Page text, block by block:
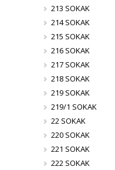
213 SOKAK
214 SOKAK
215 SOKAK
216 SOKAK
217 SOKAK
218 SOKAK
219 SOKAK
219/1 SOKAK
22 SOKAK
220 SOKAK
221 SOKAK
222 SOKAK